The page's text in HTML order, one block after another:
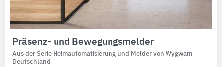
Präsenz- und Bewegungsmelder
Aus der Serie Heimautomatisierung und Melder von Wygwam
Deutschland